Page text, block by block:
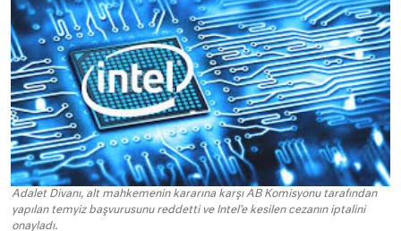
Adalet Divanı, alt mahkemenin kararına karşı AB Komisyonu tarafından
yapılan temyiz başvurusunu reddetti ve Intel'e kesilen cezanın iptalini
onayladı.